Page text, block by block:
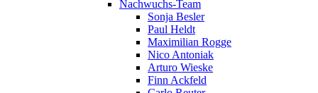
Nachwuchs-Team
Sonja Besler
Paul Heldt
Maximilian Rogge
Nico Antoniak
Arturo Wieske
Finn Ackfeld